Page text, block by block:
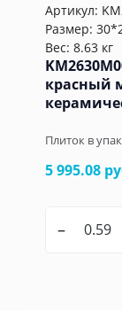
Артикул:
Размер:
Вес: 8.63 кг
красный
Плиток в
5 995.08
–